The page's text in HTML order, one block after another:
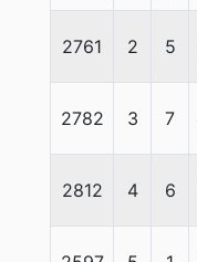
2761 2 5
2782 3 7
2812 4 6